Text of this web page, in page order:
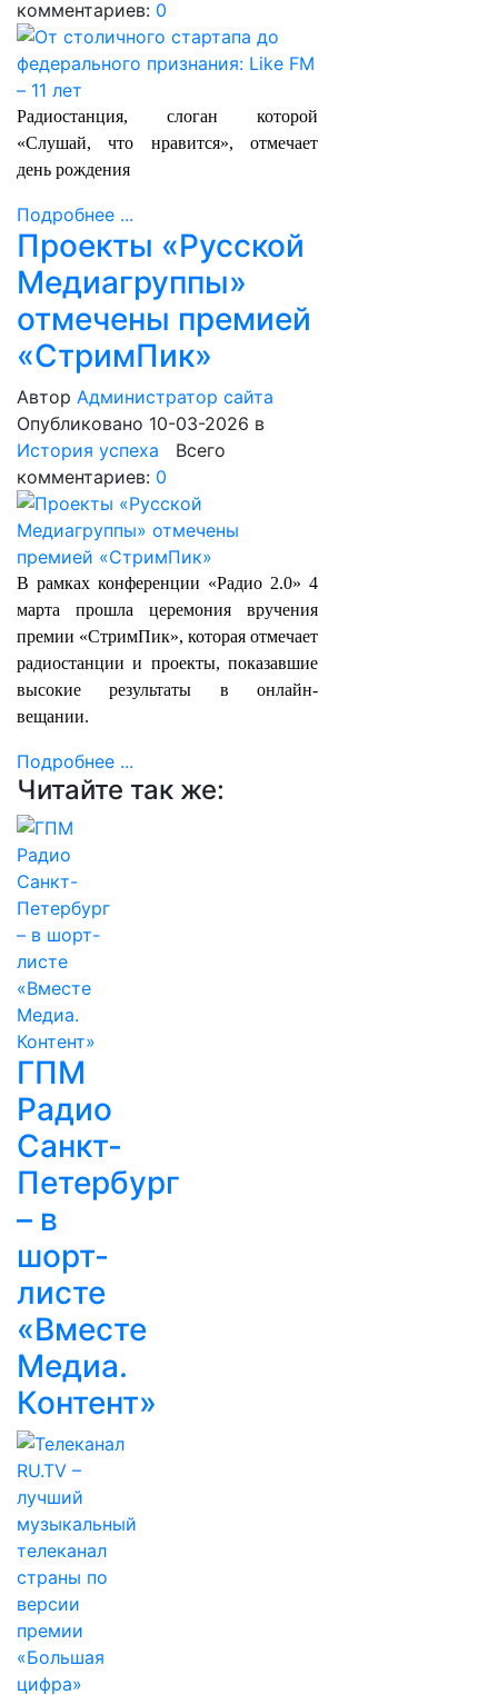
комментариев: 0
Радиостанция, слоган которой
«Слушай, что нравится», отмечает
день рождения
Подробнее ...
Проекты «Русской
Медиагруппы»
отмечены премией
«СтримПик»
Автор Администратор сайта
Опубликовано 10-03-2026 в
История успеха Всего
комментариев: 0
В рамках конференции «Радио 2.0» 4
марта прошла церемония вручения
премии «СтримПик», которая отмечает
радиостанции и проекты, показавшие
высокие результаты в онлайн-
вещании.
Подробнее ...
Читайте так же:
ГПМ
Радио
Санкт-
Петербург
– в
шорт-
листе
«Вместе
Медиа.
Контент»